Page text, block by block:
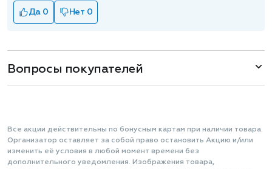
Да 0
Нет 0
Вопросы покупателей
Все акции действительны по бонусным картам при наличии товара.
Организатор оставляет за собой право остановить Акцию и/или
изменить её условия в любой момент времени без
дополнительного уведомления. Изображения товара,